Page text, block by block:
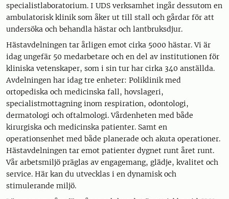
specialistlaboratorium. I UDS verksamhet ingår dessutom en
ambulatorisk klinik som åker ut till stall och gårdar för att
undersöka och behandla hästar och lantbruksdjur.
Hästavdelningen tar årligen emot cirka 5000 hästar. Vi är
idag ungefär 50 medarbetare och en del av institutionen för
kliniska vetenskaper, som i sin tur har cirka 340 anställda.
Avdelningen har idag tre enheter: Poliklinik med
ortopediska och medicinska fall, hovslageri,
specialistmottagning inom respiration, odontologi,
dermatologi och oftalmologi. Vårdenheten med både
kirurgiska och medicinska patienter. Samt en
operationsenhet med både planerade och akuta operationer.
Hästavdelningen tar emot patienter dygnet runt året runt.
Vår arbetsmiljö präglas av engagemang, glädje, kvalitet och
service. Här kan du utvecklas i en dynamisk och
stimulerande miljö.